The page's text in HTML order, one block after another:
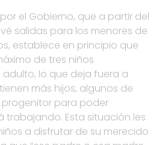
el Gobierno, que a partir del
salidas para los menores de
establece en principio que
de tres niños
lo que deja fuera a
más hijos, algunos de
para poder
trabajando. Esta situación les
a disfrutar de su merecido